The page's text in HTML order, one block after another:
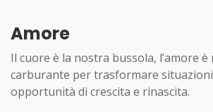
Amore
Il cuore è la nostra bussola, l’amore
carburante per trasformare
opportunità di crescita e rinascita.